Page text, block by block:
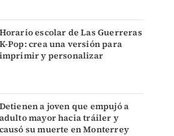
Horario escolar de Las Guerreras
K-Pop: crea una versión para
imprimir y personalizar
Detienen a joven que empujó a
adulto mayor hacia tráiler y
causó su muerte en Monterrey